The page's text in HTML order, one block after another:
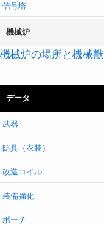
信号塔
機械炉
機械炉の場所と機械獣
データ
武器
防具（衣装）
改造コイル
装備強化
ポーチ